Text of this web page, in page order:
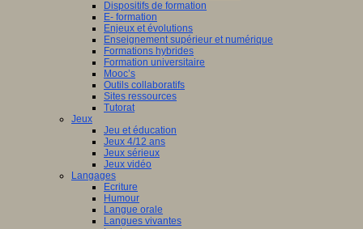
Dispositifs de formation
E- formation
Enjeux et évolutions
Enseignement supérieur et numérique
Formations hybrides
Formation universitaire
Mooc’s
Outils collaboratifs
Sites ressources
Tutorat
Jeux
Jeu et éducation
Jeux 4/12 ans
Jeux sérieux
Jeux vidéo
Langages
Ecriture
Humour
Langue orale
Langues vivantes